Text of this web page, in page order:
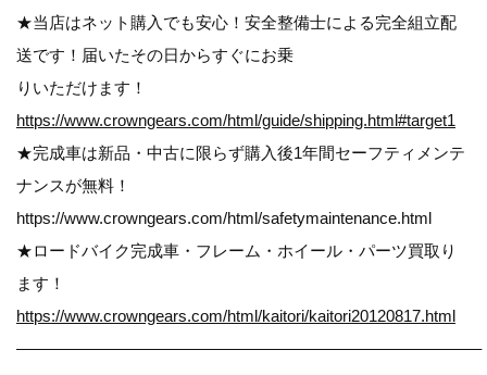
★当店はネット購入でも安心！安全整備士による完全組立配
送です！届いたその日からすぐにお乗
りいただけます！
https://www.crowngears.com/html/guide/shipping.html#target1
★完成車は新品・中古に限らず購入後1年間セーフティメンテ
ナンスが無料！
https://www.crowngears.com/html/safetymaintenance.html
★ロードバイク完成車・フレーム・ホイール・パーツ買取り
ます！
https://www.crowngears.com/html/kaitori/kaitori20120817.html
————————————————————————————–